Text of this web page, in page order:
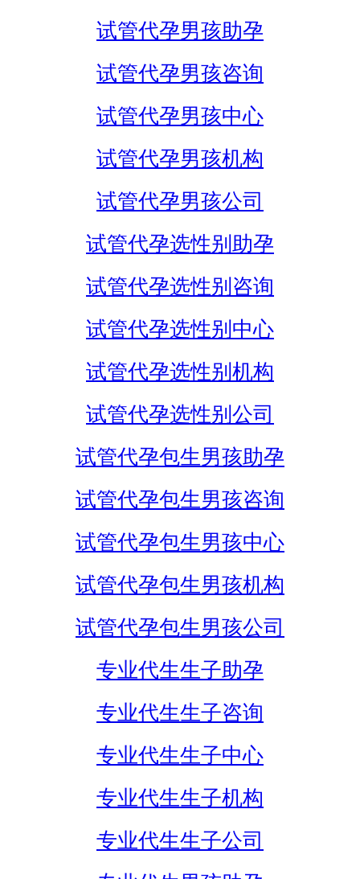
试管代孕男孩助孕
试管代孕男孩咨询
试管代孕男孩中心
试管代孕男孩机构
试管代孕男孩公司
试管代孕选性别助孕
试管代孕选性别咨询
试管代孕选性别中心
试管代孕选性别机构
试管代孕选性别公司
试管代孕包生男孩助孕
试管代孕包生男孩咨询
试管代孕包生男孩中心
试管代孕包生男孩机构
试管代孕包生男孩公司
专业代生生子助孕
专业代生生子咨询
专业代生生子中心
专业代生生子机构
专业代生生子公司